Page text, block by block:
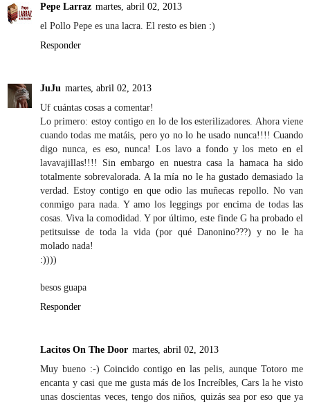
Pepe Larraz martes, abril 02, 2013
el Pollo Pepe es una lacra. El resto es bien :)
Responder
JuJu martes, abril 02, 2013
Uf cuántas cosas a comentar!
Lo primero: estoy contigo en lo de los esterilizadores. Ahora viene
cuando todas me matáis, pero yo no lo he usado nunca!!!! Cuando
digo nunca, es eso, nunca! Los lavo a fondo y los meto en el
lavavajillas!!!! Sin embargo en nuestra casa la hamaca ha sido
totalmente sobrevalorada. A la mía no le ha gustado demasiado la
verdad. Estoy contigo en que odio las muñecas repollo. No van
conmigo para nada. Y amo los leggings por encima de todas las
cosas. Viva la comodidad. Y por último, este finde G ha probado el
petitsuisse de toda la vida (por qué Danonino???) y no le ha
molado nada!
:))))
besos guapa
Responder
Lacitos On The Door martes, abril 02, 2013
Muy bueno :-) Coincido contigo en las pelis, aunque Totoro me
encanta y casi que me gusta más de los Increíbles, Cars la he visto
unas doscientas veces, tengo dos niños, quizás sea por eso que ya